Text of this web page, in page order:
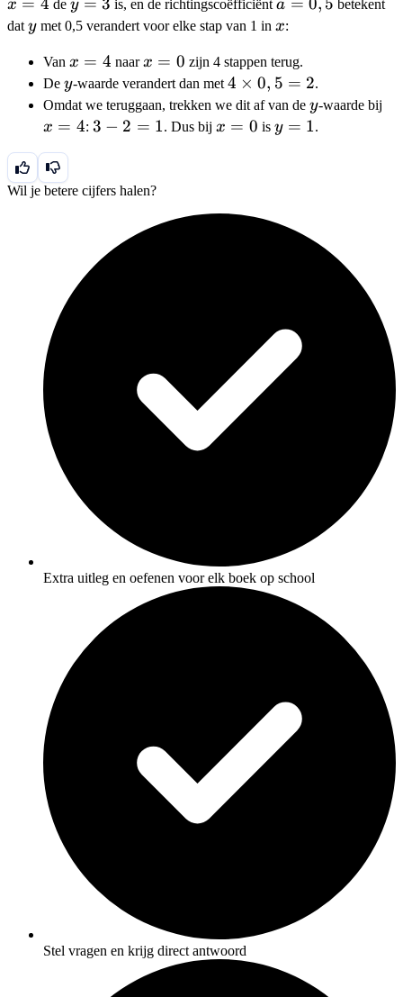
x de y is, en de richtingscoëfficiënta
betekent
dat y
ymet 0,5 verandert voor elke stap van 1 in x
x:
Van x=4
x = 4 naarx=0
x = 0 zijn 4 stappen terug.
De y
y-waarde verandert dan met 4
\times
0,5 =
4 × 0, 5 = 2.
Omdat we teruggaan, trekken we dit af van de y
y-waarde bij
x = 4: 3
=
3 − 2 = 1. Dus bijx=0
x = 0 is y=1
y = 1.
Wil je betere cijfers halen?
Extra uitleg en oefenen voor elk boek op school
Stel vragen en krijg direct antwoord